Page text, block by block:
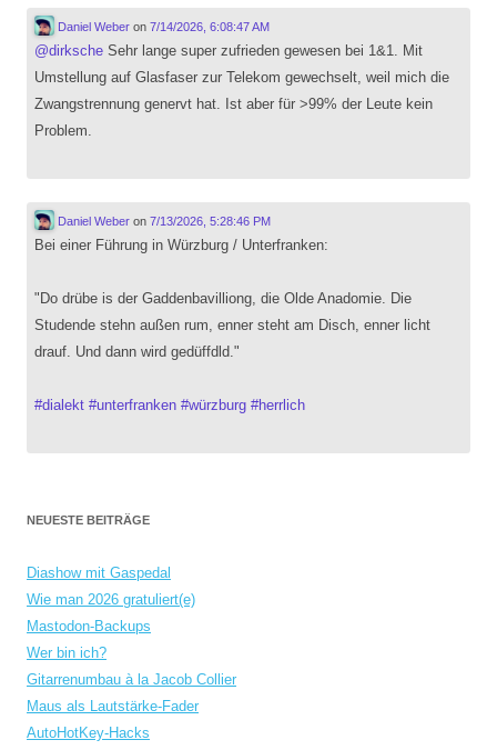
Daniel Weberon 7/14/2026, 6:08:47 AM
@dirksche Sehr lange super zufrieden gewesen bei 1&1. Mit
Umstellung auf Glasfaser zur Telekom gewechselt, weil mich die
Zwangstrennung genervt hat. Ist aber für >99% der Leute kein
Problem.
Daniel Weberon 7/13/2026, 5:28:46 PM
Bei einer Führung in Würzburg / Unterfranken:
"Do drübe is der Gaddenbavilliong, die Olde Anadomie. Die
Studende stehn außen rum, enner steht am Disch, enner licht
drauf. Und dann wird gedüffdld."
#dialekt #unterfranken #würzburg #herrlich
NEUESTE BEITRÄGE
Diashow mit Gaspedal
Wie man 2026 gratuliert(e)
Mastodon-Backups
Wer bin ich?
Gitarrenumbau à la Jacob Collier
Maus als Lautstärke-Fader
AutoHotKey-Hacks